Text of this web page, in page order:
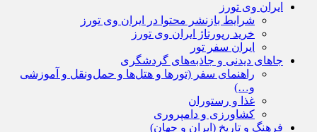
ایران وی تورز
شرایط بازنشر محتوا در ایران وی تورز
خرید رپورتاژ ایران وی تورز
ایران سفر تور
جاهای دیدنی و جاذبه‌های گردشگری
راهنمای سفر (تورها و هتل‌ها و حمل‌و‌نقل و آموزشی
و…)
غذا و رستوران
کشاورزی و دامپروری
فرهنگ و تاریخ (ایران و جهان)